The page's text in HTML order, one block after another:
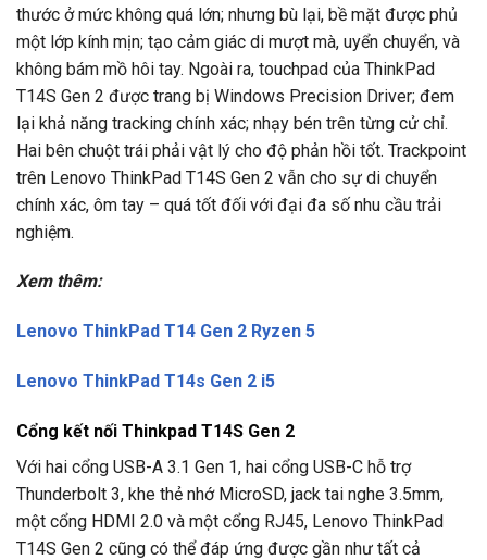
thước ở mức không quá lớn; nhưng bù lại, bề mặt được phủ
một lớp kính mịn; tạo cảm giác di mượt mà, uyển chuyển, và
không bám mồ hôi tay. Ngoài ra, touchpad của ThinkPad
T14S Gen 2 được trang bị Windows Precision Driver; đem
lại khả năng tracking chính xác; nhạy bén trên từng cử chỉ.
Hai bên chuột trái phải vật lý cho độ phản hồi tốt. Trackpoint
trên Lenovo ThinkPad T14S Gen 2 vẫn cho sự di chuyển
chính xác, ôm tay – quá tốt đối với đại đa số nhu cầu trải
nghiệm.
Xem thêm:
Lenovo ThinkPad T14 Gen 2 Ryzen 5
Lenovo ThinkPad T14s Gen 2 i5
Cổng kết nối Thinkpad T14S Gen 2
Với hai cổng USB-A 3.1 Gen 1, hai cổng USB-C hỗ trợ
Thunderbolt 3, khe thẻ nhớ MicroSD, jack tai nghe 3.5mm,
một cổng HDMI 2.0 và một cổng RJ45, Lenovo ThinkPad
T14S Gen 2 cũng có thể đáp ứng được gần như tất cả